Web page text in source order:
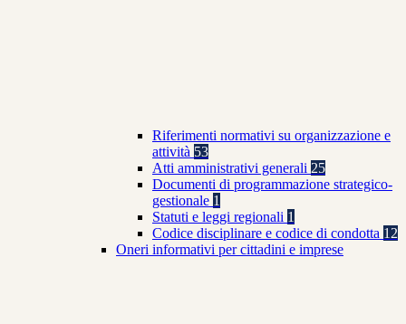
Riferimenti normativi su organizzazione e
attività 53
Atti amministrativi generali 25
Documenti di programmazione strategico-
gestionale 1
Statuti e leggi regionali 1
Codice disciplinare e codice di condotta 12
Oneri informativi per cittadini e imprese